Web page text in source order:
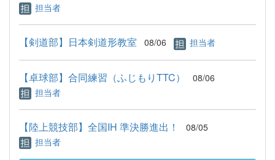
担当者
【剣道部】日本剣道形教室 08/06 担当者
【卓球部】合同練習（ふじもりTTC）
08/06
担当者
【陸上競技部】全国IH 準決勝進出！
08/05
担当者